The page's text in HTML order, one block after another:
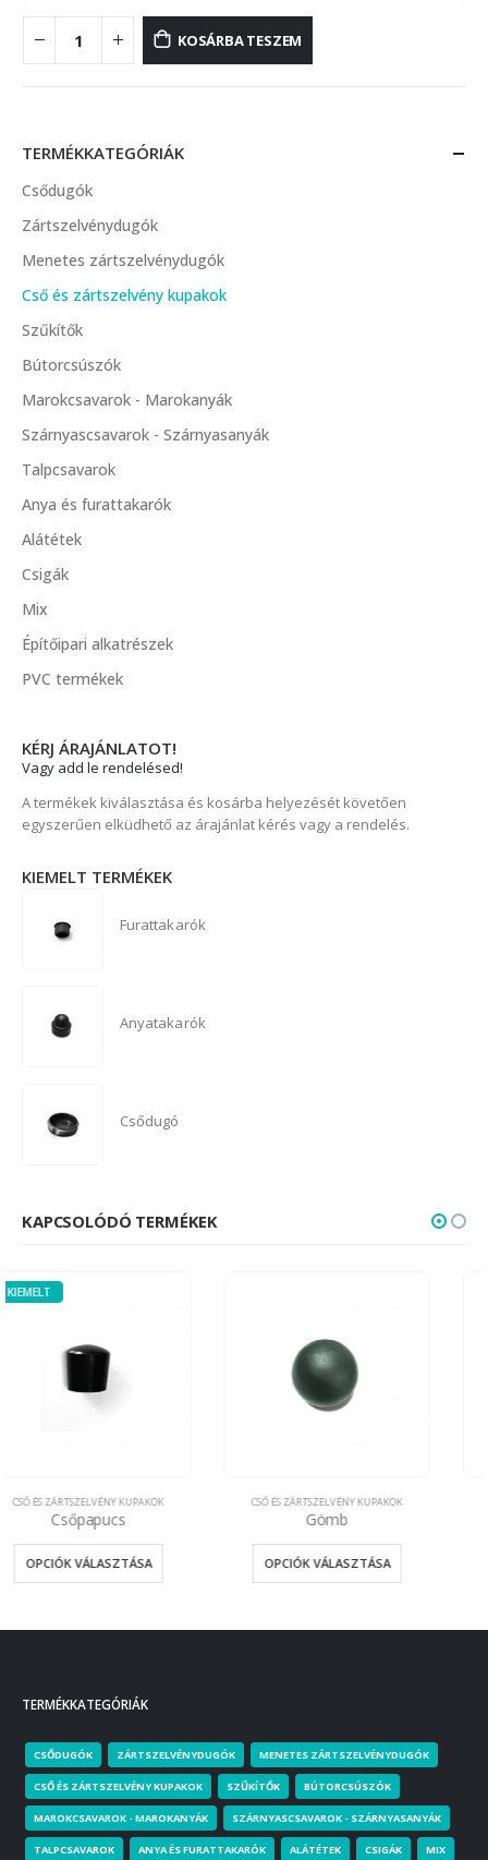
KOSÁRBA TESZEM
TERMÉKKATEGÓRIÁK
Csődugók
Zártszelvénydugók
Menetes zártszelvénydugók
Cső és zártszelvény kupakok
Szűkítők
Bútorcsúszók
Marokcsavarok - Marokanyák
Szárnyascsavarok - Szárnyasanyák
Talpcsavarok
Anya és furattakarók
Alátétek
Csigák
Mix
Építőipari alkatrészek
PVC termékek
KÉRJ ÁRAJÁNLATOT!
Vagy add le rendelésed!
A termékek kiválasztása és kosárba helyezését követően
egyszerűen elküdhető az árajánlat kérés vagy a rendelés.
KIEMELT TERMÉKEK
Furattakarók
Anyatakarók
Csődugó
KAPCSOLÓDÓ TERMÉKEK
CSŐ ÉS ZÁRTSZELVÉNY KUPAKOK
Gömb
OPCIÓK VÁLASZTÁSA
CSŐ ÉS ZÁRTSZELVÉNY KUPAKOK
Védőkupak
OPCIÓK VÁLASZTÁSA
TERMÉKKATEGÓRIÁK
CSŐDUGÓK ZÁRTSZELVÉNYDUGÓK MENETES ZÁRTSZELVÉNYDUGÓK
CSŐ ÉS ZÁRTSZELVÉNY KUPAKOK SZŰKÍTŐK BÚTORCSÚSZÓK
MAROKCSAVAROK - MAROKANYÁK SZÁRNYASCSAVAROK - SZÁRNYASANYÁK
TALPCSAVAROK ANYA ÉS FURATTAKARÓK ALÁTÉTEK CSIGÁK MIX